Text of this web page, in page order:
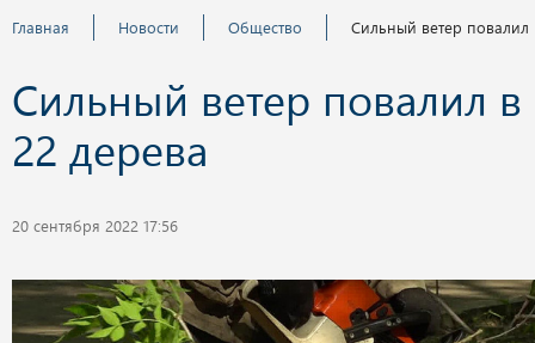
Главная Новости Общество Сильный ветер повалил
Сильный ветер повалил в
22 дерева
20 сентября 2022 17:56